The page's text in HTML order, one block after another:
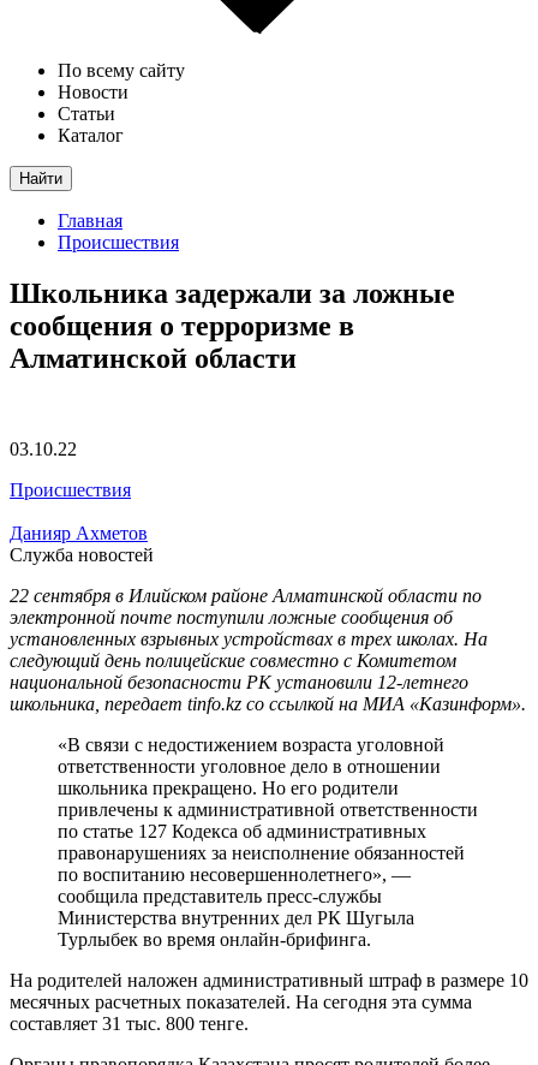
По всему сайту
Новости
Статьи
Каталог
Найти
Главная
Происшествия
Школьника задержали за ложные
сообщения о терроризме в
Алматинской области
03.10.22
Происшествия
Данияр Ахметов
Служба новостей
22 сентября в Илийском районе Алматинской области по
электронной почте поступили ложные сообщения об
установленных взрывных устройствах в трех школах. На
следующий день полицейские совместно с Комитетом
национальной безопасности РК установили 12-летнего
школьника, передает tinfo.kz со ссылкой на МИА «Казинформ».
«В связи с недостижением возраста уголовной
ответственности уголовное дело в отношении
школьника прекращено. Но его родители
привлечены к административной ответственности
по статье 127 Кодекса об административных
правонарушениях за неисполнение обязанностей
по воспитанию несовершеннолетнего», —
сообщила представитель пресс-службы
Министерства внутренних дел РК Шугыла
Турлыбек во время онлайн-брифинга.
На родителей наложен административный штраф в размере 10
месячных расчетных показателей. На сегодня эта сумма
составляет 31 тыс. 800 тенге.